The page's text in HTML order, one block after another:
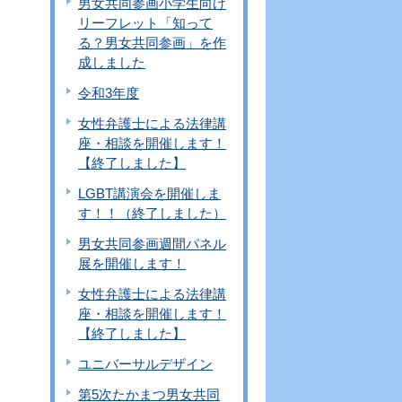
男女共同参画小学生向け
リーフレット「知って
る？男女共同参画」を作
成しました
令和3年度
女性弁護士による法律講
座・相談を開催します！
【終了しました】
LGBT講演会を開催しま
す！！（終了しました）
男女共同参画週間パネル
展を開催します！
女性弁護士による法律講
座・相談を開催します！
【終了しました】
ユニバーサルデザイン
第5次たかまつ男女共同